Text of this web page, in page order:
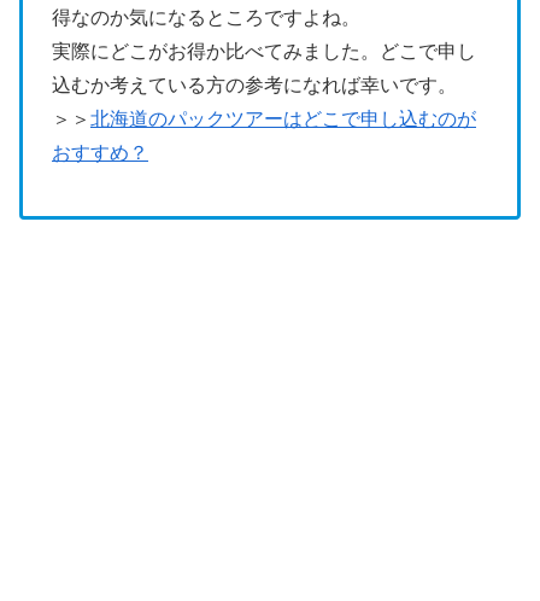
得なのか気になるところですよね。
実際にどこがお得か比べてみました。どこで申し
込むか考えている方の参考になれば幸いです。
＞＞ 北海道のパックツアーはどこで申し込むのが
おすすめ？